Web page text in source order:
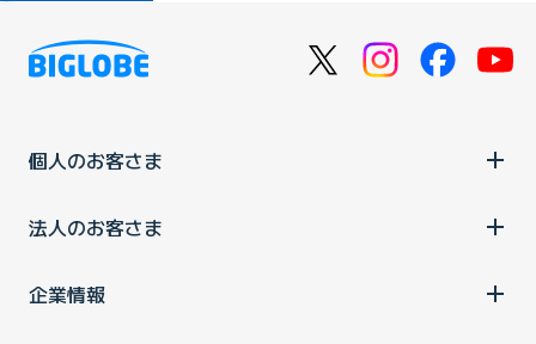
個人のお客さま
法人のお客さま
企業情報